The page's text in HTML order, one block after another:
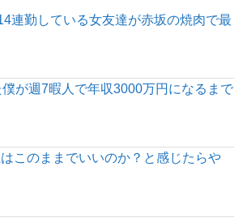
連勤している女友達が赤坂の焼肉で最
が週7暇人で年収3000万円になるまで
このままでいいのか？と感じたらや